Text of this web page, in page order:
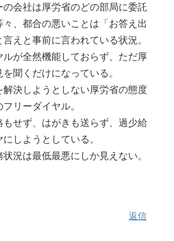
の会社は厚労省のどの部局に委託
々、都合の悪いことは「お答え出
えと事前に言われている状況。
ルが全然機能しておらず、ただ厚
聞くだけになっている。
解決しようとしない厚労省の態度
リーダイヤル。
もせず、はがきも送らず、過少給
しようとしている。
況は最低最悪にしか見えない。
返信